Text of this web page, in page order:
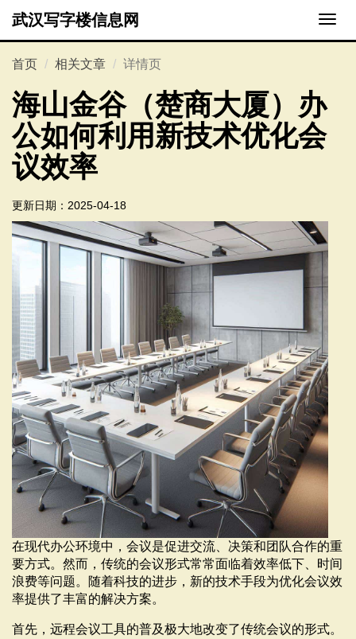
切
换
武汉写字楼信息网
首页 相关文章 详情页
海山金谷（楚商大厦）办
公如何利用新技术优化会
议效率
更新日期： 2025-04-18
在现代办公环境中，会议是促进交流、决策和团队合作的重
要方式。然而，传统的会议形式常常面临着效率低下、时间
浪费等问题。随着科技的进步，新的技术手段为优化会议效
率提供了丰富的解决方案。
首先，远程会议工具的普及极大地改变了传统会议的形式。